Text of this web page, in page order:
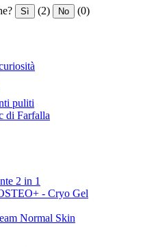
Sì (2) No (0)
puliti
di Farfalla
2 in 1
- Cryo Gel
Normal Skin